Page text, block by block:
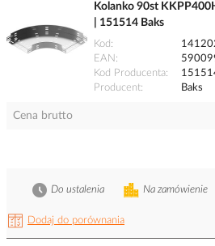
Kolanko 90st
| 151514 Baks
Kod
EAN
Kod Producenta
Producent
Baks
Cena brutto
Dodaj do porównania
Na zamówienie
Do ustalenia